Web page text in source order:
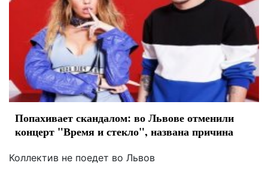
Попахивает скандалом: во Львове отменили
концерт "Время и стекло", названа причина
Коллектив не поедет во Львов